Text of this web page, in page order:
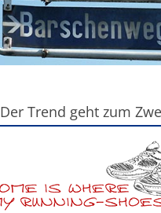
Der Trend geht zum